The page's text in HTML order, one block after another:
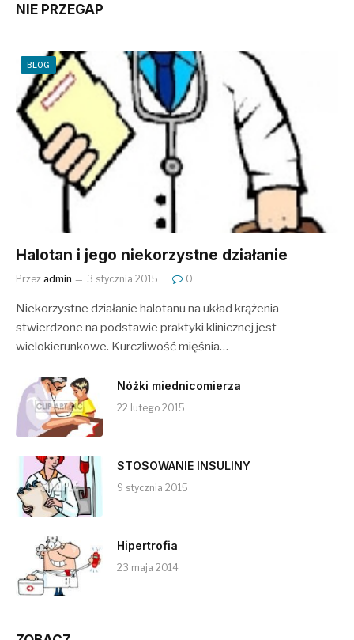
NIE PRZEGAP
BLOG
Halotan i jego niekorzystne działanie
Przez admin 3 stycznia 2015 0
Niekorzystne działanie halotanu na układ krążenia
stwierdzone na podstawie praktyki klinicznej jest
wielokierunkowe. Kurczliwość mięśnia…
Nóżki miednicomierza
22 lutego 2015
STOSOWANIE INSULINY
9 stycznia 2015
Hipertrofia
23 maja 2014